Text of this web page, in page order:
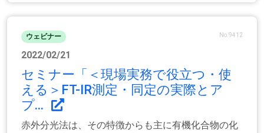
ウェビナー No.9412
2022/02/21
セミナー「＜現場実務で役立つ・使
える＞FT-IR測定・同定の実際とア
プ...
赤外分光法は、その特徴からも主に有機化合物の化